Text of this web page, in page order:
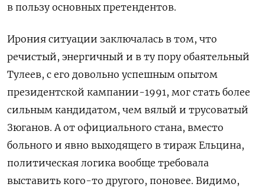
в пользу основных претендентов.
Ирония ситуации заключалась в том, что
речистый, энергичный и в ту пору обаятельный
Тулеев, с его довольно успешным опытом
президентской кампании-1991, мог стать более
сильным кандидатом, чем вялый и трусоватый
Зюганов. А от официального стана, вместо
больного и явно выходящего в тираж Ельцина,
политическая логика вообще требовала
выставить кого-то другого, поновее. Видимо,